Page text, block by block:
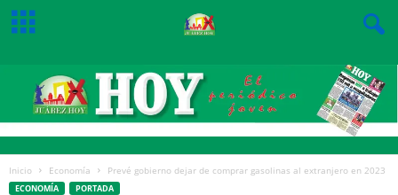
Inicio Economía Prevé gobierno dejar de comprar gasolinas al extranjero en 2023
ECONOMÍA PORTADA